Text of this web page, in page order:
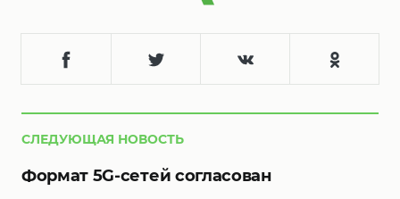
СЛЕДУЮЩАЯ НОВОСТЬ
Формат 5G-сетей согласован